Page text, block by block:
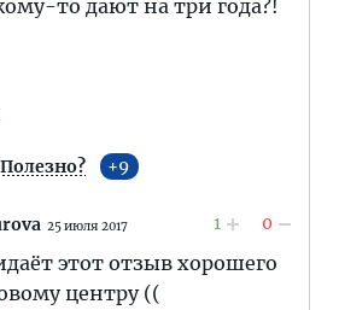
то дают на три года?!
Полезно? 9
25 июля 2017 1 0
этот отзыв хорошего
центру ((